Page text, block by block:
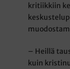
kritiikkiin
– Heillä
kuin